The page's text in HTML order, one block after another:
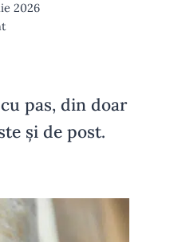
2026
pas, din doar
și de post.